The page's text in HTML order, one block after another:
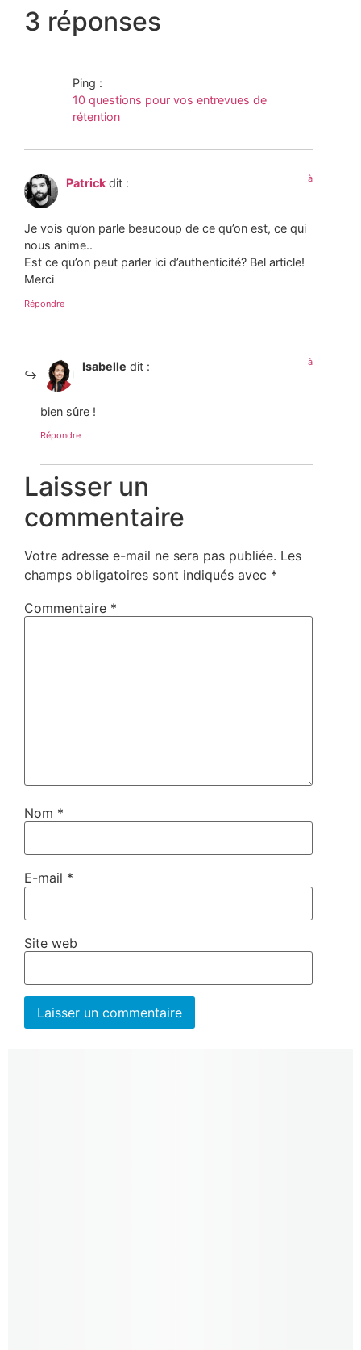
3 réponses
Ping :
10 questions pour vos entrevues de
rétention
Patrick dit : à
Je vois qu’on parle beaucoup de ce qu’on est, ce qui
nous anime..
Est ce qu’on peut parler ici d’authenticité? Bel article!
Merci
Répondre
Isabelle dit : à
bien sûre !
Répondre
Laisser un
commentaire
Votre adresse e-mail ne sera pas publiée. Les
champs obligatoires sont indiqués avec *
Commentaire *
Nom *
E-mail *
Site web